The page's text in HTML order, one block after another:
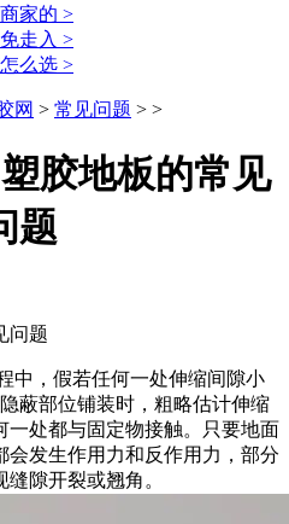
家的 >
走入 >
么选 >
网 > 常见问题 > >
胶地板的常见
题
问题
中，假若任何一处伸缩间隙小
蔽部位铺装时，粗略估计伸缩
一处都与固定物接触。只要地面
发生作用力和反作用力，部分
隙开裂或翘角。